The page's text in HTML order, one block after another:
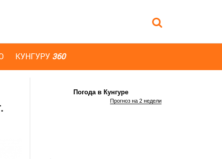
КУНГУРУ 360
Погода в Кунгуре
Прогноз на 2 недели